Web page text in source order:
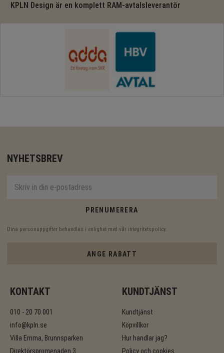
KPLN Design är en komplett RAM-avtalsleverantör
NYHETSBREV
PRENUMERERA
Dina personuppgifter behandlas i enlighet med vår integritetspolicy.
ANGE RABATT
KONTAKT
010 - 20 70 001
info@kpln.se
Villa Emma, Brunnsparken
Direktörspromenaden 3
KUNDTJÄNST
Kundtjänst
Köpvillkor
Hur handlar jag?
Policy och cookies